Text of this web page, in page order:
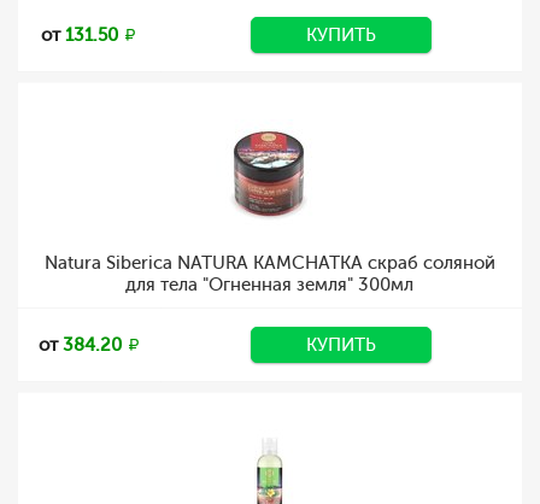
от131.50 КУПИТЬ
Natura Siberica NATURA KAMCHATKA скраб соляной
для тела "Огненная земля" 300мл
от384.20 КУПИТЬ